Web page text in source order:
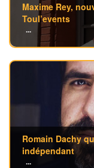
Maxime Rey,
Toul’events
...
Romain Dachy
indépendant
...